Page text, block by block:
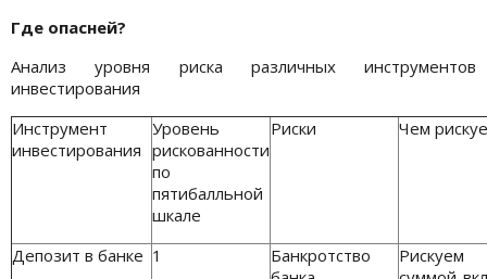
Где опасней?
Анализ уровня риска различных инструментов
инвестирования
Инструмент
инвестирования
Уровень
рискованности
по
пятибалльной
шкале
Риски Чем
Депозит в банке 1
Банкротство
Рискуем